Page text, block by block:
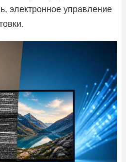
электронное управление